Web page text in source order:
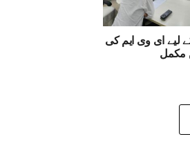
لیے ای وی ایم کی
مکمل